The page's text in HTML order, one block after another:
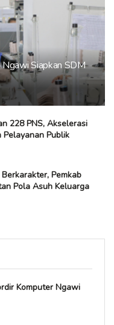
Siapkan SDM
228 PNS, Akselerasi
Pelayanan Publik
Pemkab
Pola Asuh Keluarga
Komputer Ngawi